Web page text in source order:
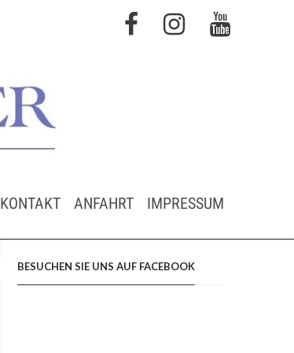
KONTAKT ANFAHRT IMPRESSUM
BESUCHEN SIE UNS AUF FACEBOOK